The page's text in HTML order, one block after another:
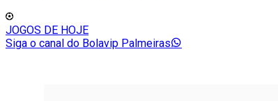
JOGOS DE HOJE
Siga o canal do Bolavip Palmeiras